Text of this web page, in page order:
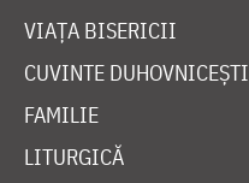
VIAȚA BISERICII
CUVINTE DUHOVNICEȘTI
FAMILIE
LITURGICĂ